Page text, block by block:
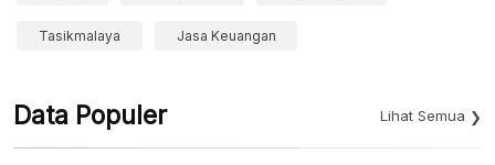
Tasikmalaya Jasa Keuangan
Data Populer Lihat Semua